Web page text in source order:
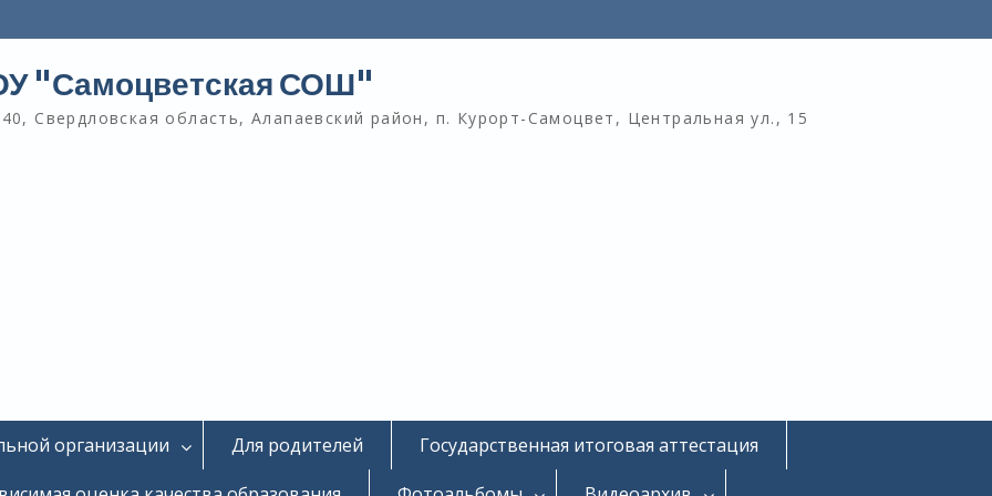
"Самоцветская СОШ"
Свердловская область, Алапаевский район, п. Курорт-Самоцвет, Центральная ул., 15
организации Для родителей
Государственная итоговая аттестация